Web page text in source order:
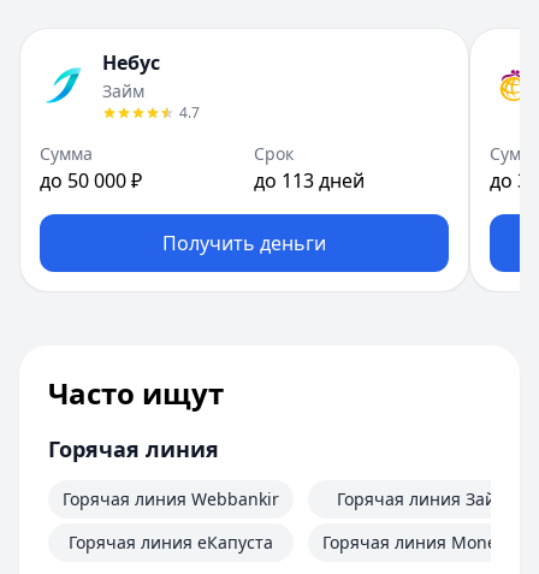
Небус
Займ
4.7
Сумма
до 50 000 ₽
Срок
до 113 дней
Получить деньги
до
Часто ищут
Горячая линия
Горячая линия Webbankir
Горячая линия еКапуста
Горячая линия Займер
Горячая линия